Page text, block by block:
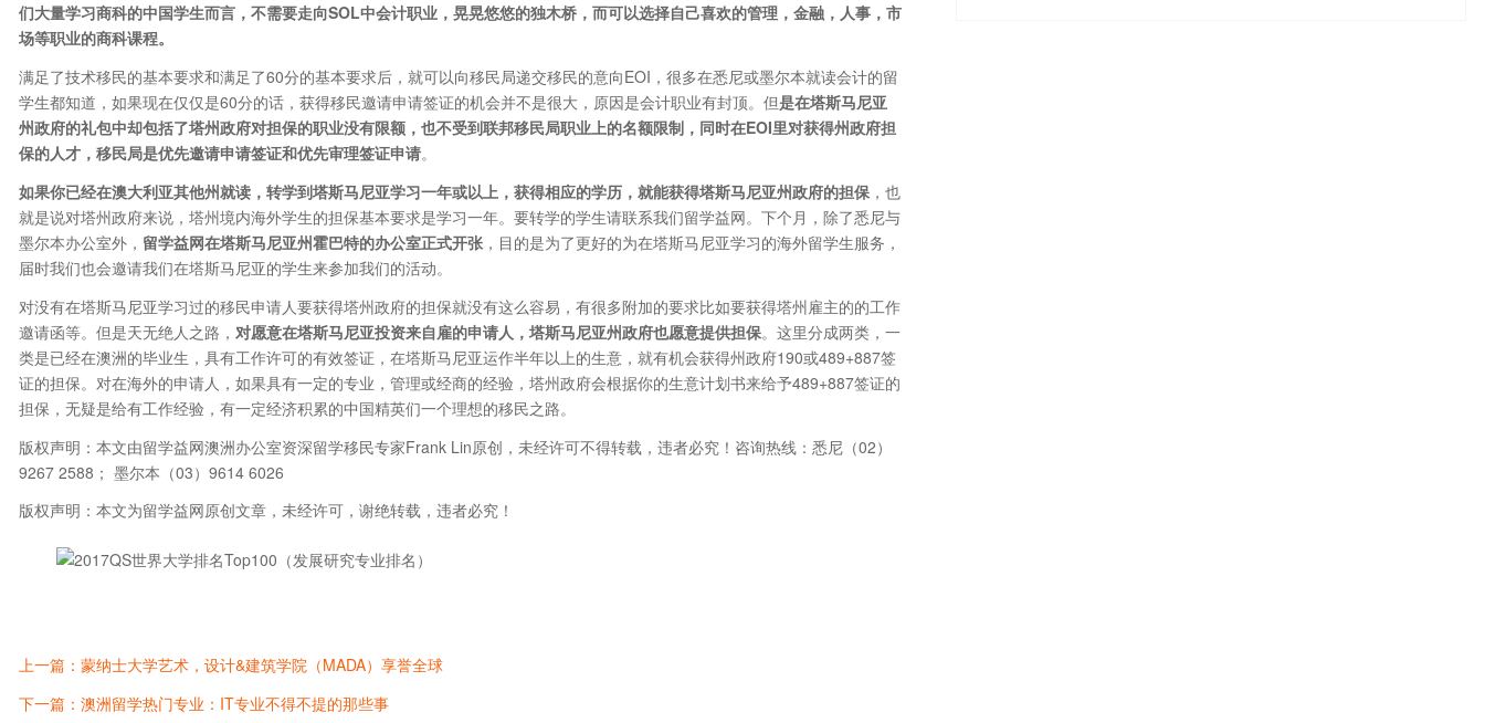
们大量学习商科的中国学生而言，不需要走向SOL中会计职业，晃晃悠悠的独木桥，而可以选择自己喜欢的管理，金融，人事，市
场等职业的商科课程。
满足了技术移民的基本要求和满足了60分的基本要求后，就可以向移民局递交移民的意向EOI，很多在悉尼或墨尔本就读会计的留
学生都知道，如果现在仅仅是60分的话，获得移民邀请申请签证的机会并不是很大，原因是会计职业有封顶。但是在塔斯马尼亚
州政府的礼包中却包括了塔州政府对担保的职业没有限额，也不受到联邦移民局职业上的名额限制，同时在EOI里对获得州政府担
保的人才，移民局是优先邀请申请签证和优先审理签证申请。
如果你已经在澳大利亚其他州就读，转学到塔斯马尼亚学习一年或以上，获得相应的学历，就能获得塔斯马尼亚州政府的担保 ，也
就是说对塔州政府来说，塔州境内海外学生的担保基本要求是学习一年。要转学的学生请联系我们留学益网。下个月，除了悉尼与
墨尔本办公室外， 留学益网在塔斯马尼亚州霍巴特的办公室正式开张 ，目的是为了更好的为在塔斯马尼亚学习的海外留学生服务，
届时我们也会邀请我们在塔斯马尼亚的学生来参加我们的活动。
对没有在塔斯马尼亚学习过的移民申请人要获得塔州政府的担保就没有这么容易，有很多附加的要求比如要获得塔州雇主的的工作
邀请函等。但是天无绝人之路， 对愿意在塔斯马尼亚投资来自雇的申请人，塔斯马尼亚州政府也愿意提供担保。这里分成两类，一
类是已经在澳洲的毕业生，具有工作许可的有效签证，在塔斯马尼亚运作半年以上的生意，就有机会获得州政府190或489+887签
证的担保。对在海外的申请人，如果具有一定的专业，管理或经商的经验，塔州政府会根据你的生意计划书来给予489+887签证的
担保，无疑是给有工作经验，有一定经济积累的中国精英们一个理想的移民之路。
版权声明：本文由留学益网澳洲办公室资深留学移民专家Frank Lin原创，未经许可不得转载，违者必究！咨询热线：悉尼（02）
9267 2588； 墨尔本（03）9614 6026
版权声明：本文为留学益网原创文章，未经许可，谢绝转载，违者必究！
上一篇：蒙纳士大学艺术，设计&建筑学院（MADA）享誉全球
下一篇：澳洲留学热门专业：IT专业不得不提的那些事